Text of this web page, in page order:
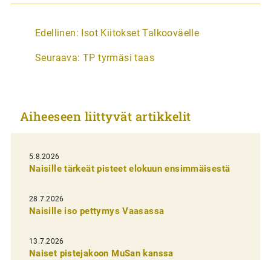
A
t
k
e
l
i
e
n
e
Edellinen: Isot Kiitokset Talkooväelle
Seuraava: TP tyrmäsi taas
Aiheeseen liittyvät artikkelit
5.8.2026
Naisille tärkeät pisteet elokuun ensimmäisestä
28.7.2026
Naisille iso pettymys Vaasassa
13.7.2026
Naiset pistejakoon MuSan kanssa